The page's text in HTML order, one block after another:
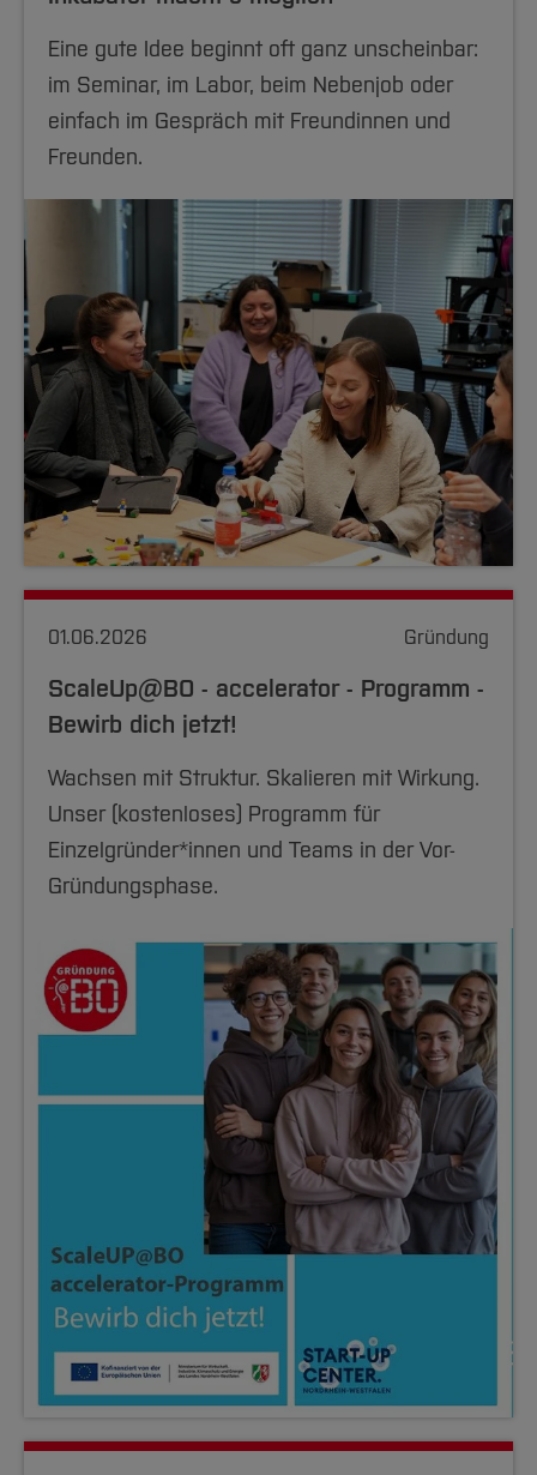
Eine gute Idee beginnt oft ganz unscheinbar:
im Seminar, im Labor, beim Nebenjob oder
einfach im Gespräch mit Freundinnen und
Freunden.
01.06.2026 Gründung
ScaleUp@BO - accelerator - Programm -
Bewirb dich jetzt!
Wachsen mit Struktur. Skalieren mit Wirkung.
Unser (kostenloses) Programm für
Einzelgründer*innen und Teams in der Vor-
Gründungsphase.